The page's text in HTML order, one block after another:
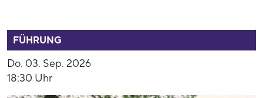
FÜHRUNG
Do. 03. Sep. 2026
18:30 Uhr